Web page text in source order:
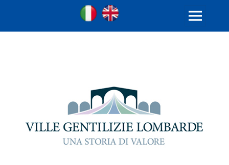
Ville Gentilizie Lombarde
Ita
MENU